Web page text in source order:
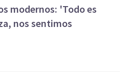
modernos: 'Todo es
nos sentimos